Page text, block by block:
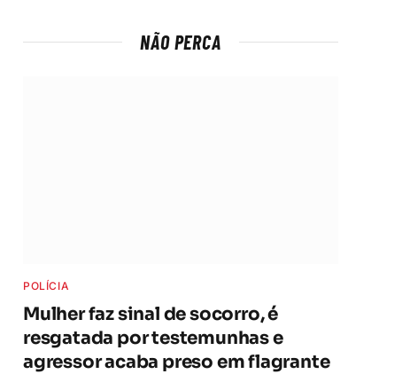
NÃO PERCA
POLÍCIA
Mulher faz sinal de socorro, é
resgatada por testemunhas e
agressor acaba preso em flagrante